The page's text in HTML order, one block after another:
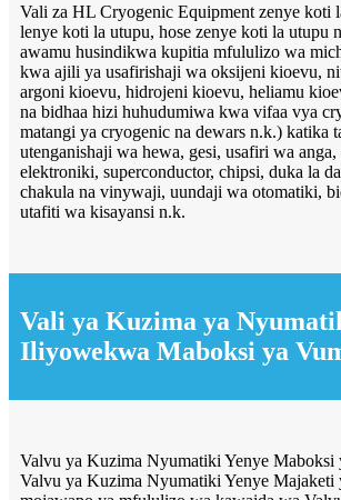
Vali za HL Cryogenic Equipment zenye koti
lenye koti la utupu, hose zenye koti la utupu
awamu husindikwa kupitia mfululizo wa
kwa ajili ya usafirishaji wa oksijeni kioevu,
argoni kioevu, hidrojeni kioevu, heliamu
na bidhaa hizi huhudumiwa kwa vifaa vya
matangi ya cryogenic na dewars n.k.) katika
utenganishaji wa hewa, gesi, usafiri wa
elektroniki, superconductor, chipsi, duka la
chakula na vinywaji, uundaji wa otomatiki,
utafiti wa kisayansi n.k.
Vali ya Kuzima ya
Iliyowekwa Maboksi ya
Valvu ya Kuzima Nyumatiki Yenye Maboksi
Valvu ya Kuzima Nyumatiki Yenye Majaketi